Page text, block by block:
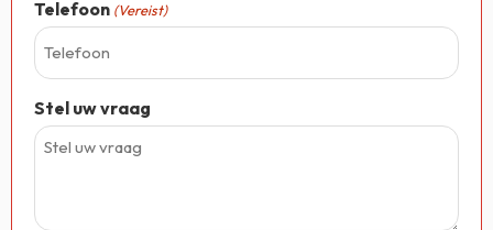
Telefoon (Vereist)
Stel uw vraag